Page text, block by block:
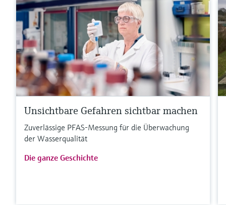
Unsichtbare Gefahren sichtbar machen
Zuverlässige PFAS-Messung für die Überwachung
der Wasserqualität
Die ganze Geschichte